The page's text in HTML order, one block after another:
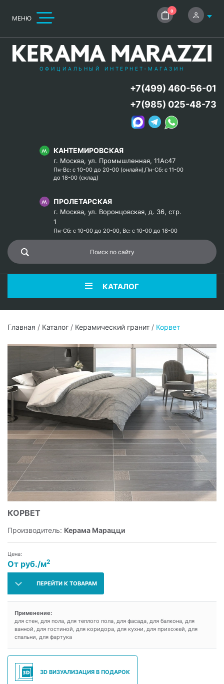
МЕНЮ
0
ОФИЦИАЛЬНЫЙ ИНТЕРНЕТ-МАГАЗИН
КАНТЕМИРОВСКАЯ
г. Москва, ул. Промышленная, 11Ас47
Пн-Вс: с 10-00 до 20-00 (онлайн),Пн-Сб: с 11-00
до 18-00 (склад)
ПРОЛЕТАРСКАЯ
г. Москва, ул. Воронцовская, д. 36, стр.
1
Пн-Сб: с 10-00 до 20-00, Вс: с 10-00 до 18-00
+7(499) 460-56-01
+7(985) 025-48-73
КАТАЛОГ
Главная / Каталог / Керамический гранит / Корвет
КОРВЕТ
Производитель: Керама Марацци
Цена:
От руб./м2
ПЕРЕЙТИ К ТОВАРАМ
Применение:
для стен, для пола, для теплого пола, для фасада, для балкона, для
ванной, для гостиной, для коридора, для кухни, для прихожей, для
спальни, для фартука
3D ВИЗУАЛИЗАЦИЯ В ПОДАРОК